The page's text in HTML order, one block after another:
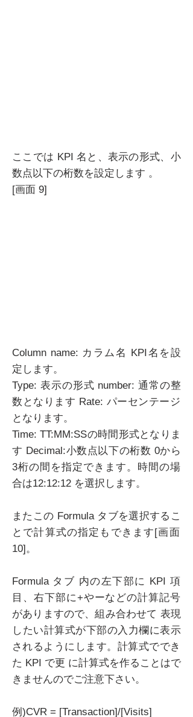
ここでは KPI 名と、表示の形式、小
数点以下の桁数を設定します 。
[画面 9]
Column name: カラム名 KPI名を設
定します。
Type: 表示の形式 number: 通常の整
数となります Rate: パーセンテージ
となります。
Time: TT:MM:SSの時間形式となりま
す Decimal:小数点以下の桁数 0から
3桁の間を指定できます。時間の場
合は12:12:12 を選択します。
またこの Formula タブを選択するこ
とで計算式の指定もできます[画面
10]。
Formula タブ 内の左下部に KPI 項
目、右下部に+やーなどの計算記号
がありますので、組み合わせて 表現
したい計算式が下部の入力欄に表示
されるようにします。計算式ででき
た KPI で更 に計算式を作ることはで
きませんのでご注意下さい。
例)CVR = [Transaction]/[Visits]